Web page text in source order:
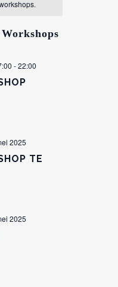
-22:00
2025
TE
2025